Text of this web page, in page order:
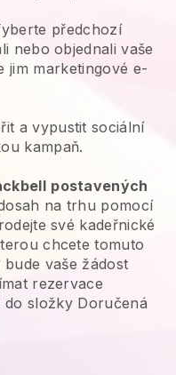
předchozí
nebo objednali vaše
jim marketingové e-
a vypustit sociální
kampaň.
postavených
na trhu pomocí
své kadeřnické
chcete tomuto
vaše žádost
rezervace
složky Doručená